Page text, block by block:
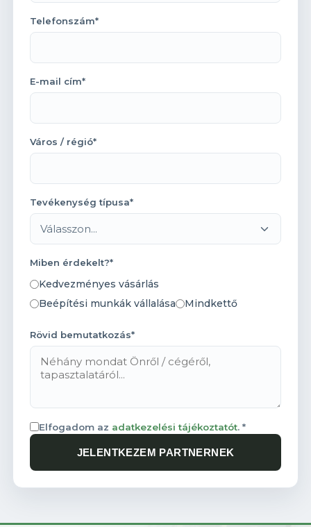
Telefonszám*
E-mail cím*
Város / régió*
Tevékenység típusa*
Válasszon...
Miben érdekelt?*
Kedvezményes vásárlás
Beépítési munkák vállalása
Mindkettő
Rövid bemutatkozás*
Elfogadom az adatkezelési tájékoztatót. *
JELENTKEZEM PARTNERNEK